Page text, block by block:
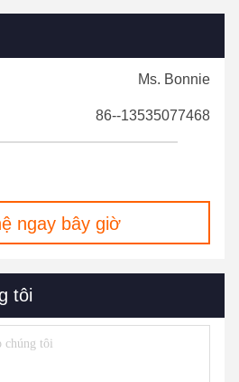
Ms. Bonnie
86--13535077468
ngay bây giờ
tôi